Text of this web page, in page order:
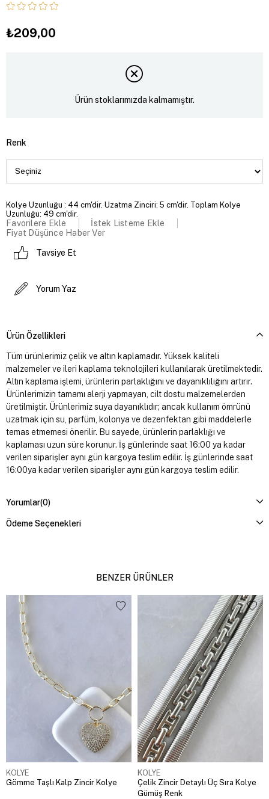
₺209,00
Ürün stoklarımızda kalmamıştır.
Renk
Kolye Uzunluğu : 44 cm'dir. Uzatma Zinciri: 5 cm'dir. Toplam Kolye
Uzunluğu: 49 cm'dir.
Favorilere Ekle
İstek Listeme Ekle
Fiyat Düşünce Haber Ver
Tavsiye Et
Yorum Yaz
Ürün Özellikleri
Tüm ürünlerimiz çelik ve altın kaplamadır. Yüksek kaliteli
malzemeler ve ileri kaplama teknolojileri kullanılarak üretilmektedir.
Altın kaplama işlemi, ürünlerin parlaklığını ve dayanıklılığını artırır.
Ürünlerimizin tamamı alerji yapmayan, cilt dostu malzemelerden
üretilmiştir. Ürünlerimiz suya dayanıklıdır; ancak kullanım ömrünü
uzatmak için su, parfüm, kolonya ve dezenfektan gibi maddelerle
temas etmemesi önerilir. Bu sayede, ürünlerin parlaklığı ve
kaplaması uzun süre korunur. İş günlerinde saat 16:00 ya kadar
verilen siparişler aynı gün kargoya teslim edilir. İş günlerinde saat
16:00ya kadar verilen siparişler aynı gün kargoya teslim edilir.
Yorumlar(0)
Ödeme Seçenekleri
BENZER ÜRÜNLER
KOLYE
Gömme Taşlı Kalp Zincir Kolye
KOLYE
Çelik Zincir Detaylı Üç Sıra Kolye
Gümüş Renk